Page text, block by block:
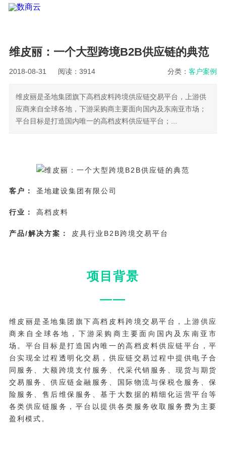
维皮丽：一个大型跨境B2B供应链的典范
2018-08-31 阅读：3914 分类：客户案例
维皮丽是圣地集团旗下高档皮料跨境供应链交易平台，上游供
应商来自全球各地，下游采购商主要面向国内及东南亚市场；
平台目标是打造国内唯一的高档皮料供应链平台；...
客户： 圣地建设集团有限公司
行业： 高档皮料
产品/解决方案： 皮具行业B2B跨境交易平台
项目背景
——
维皮丽是圣地集团旗下高档皮料跨境交易平台，上游供应
商来自全球各地，下游采购商主要面向国内及东南亚市
场。平台目标是打造国内唯一的高档皮料供应链平台，平
台实现全过程透明化交易，供应链交易过程中提供电子合
同服务、大额跨境支付服务、代采代销服务、现货与期货
交易服务、供应链金融服务、国际物流与保税仓服务、保
险服务、售后维保服务、基于大数据的精细化运营平台等
各类供应链服务，平台以提供各类服务收取服务费为主要
盈利模式。